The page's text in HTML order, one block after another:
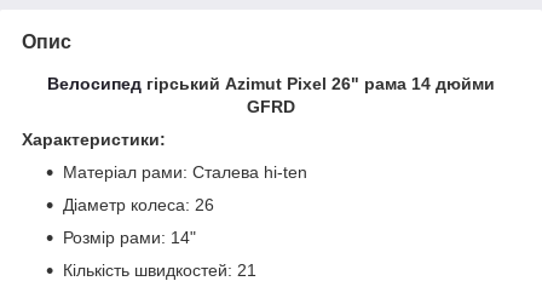
Опис
Велосипед гірський Azimut Pixel 26" рама 14 дюйми
GFRD
Характеристики:
Матеріал рами: Сталева hi-ten
Діаметр колеса: 26
Розмір рами: 14"
Кількість швидкостей: 21